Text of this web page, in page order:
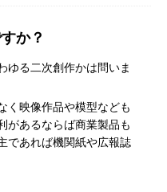
か？
ゆる二次創作かは問いま
く映像作品や模型なども
があるならば商業製品も
であれば機関紙や広報誌